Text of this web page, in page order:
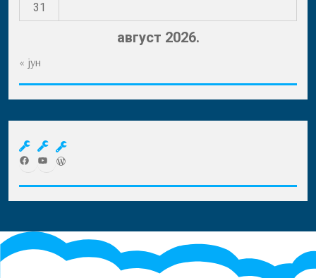
август 2026.
31
« јун
Facebook
YouTubeWordPress